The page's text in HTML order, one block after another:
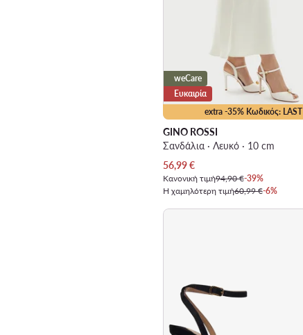
extra -35% Κωδικός: LAST
weCare
Ευκαιρία
GINO ROSSI
Σανδάλια · Λευκό · 10 cm
Τρέχουσα τιμή
56,99€
Κανονική τιμή94,90 €-39%
Η χαμηλότερη τιμή60,99 €-6%